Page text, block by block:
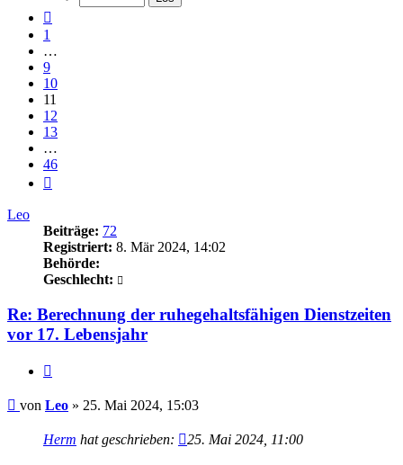
1
…
9
10
11
12
13
…
46
Leo
Beiträge: 72
Registriert: 8. Mär 2024, 14:02
Behörde:
Geschlecht:
Re: Berechnung der ruhegehaltsfähigen Dienstzeiten
vor 17. Lebensjahr
Beitrag
von Leo » 25. Mai 2024, 15:03
Herm hat geschrieben: 25. Mai 2024, 11:00